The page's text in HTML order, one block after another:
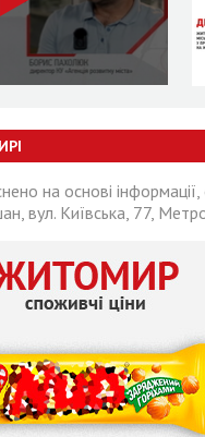
на основі
вул. Київська, 77,